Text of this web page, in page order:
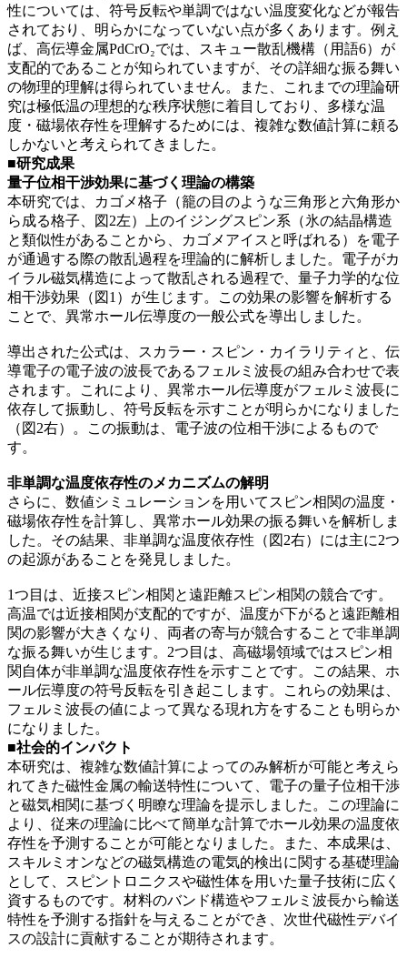
性については、符号反転や単調ではない温度変化などが報告
されており、明らかになっていない点が多くあります。例え
ば、高伝導金属PdCrO₂では、スキュー散乱機構（用語6）が
支配的であることが知られていますが、その詳細な振る舞い
の物理的理解は得られていません。また、これまでの理論研
究は極低温の理想的な秩序状態に着目しており、多様な温
度・磁場依存性を理解するためには、複雑な数値計算に頼る
しかないと考えられてきました。
■研究成果
量子位相干渉効果に基づく理論の構築
本研究では、カゴメ格子（籠の目のような三角形と六角形か
ら成る格子、図2左）上のイジングスピン系（氷の結晶構造
と類似性があることから、カゴメアイスと呼ばれる）を電子
が通過する際の散乱過程を理論的に解析しました。電子がカ
イラル磁気構造によって散乱される過程で、量子力学的な位
相干渉効果（図1）が生じます。この効果の影響を解析する
ことで、異常ホール伝導度の一般公式を導出しました。
導出された公式は、スカラー・スピン・カイラリティと、伝
導電子の電子波の波長であるフェルミ波長の組み合わせで表
されます。これにより、異常ホール伝導度がフェルミ波長に
依存して振動し、符号反転を示すことが明らかになりました
（図2右）。この振動は、電子波の位相干渉によるもので
す。
非単調な温度依存性のメカニズムの解明
さらに、数値シミュレーションを用いてスピン相関の温度・
磁場依存性を計算し、異常ホール効果の振る舞いを解析しま
した。その結果、非単調な温度依存性（図2右）には主に2つ
の起源があることを発見しました。
1つ目は、近接スピン相関と遠距離スピン相関の競合です。
高温では近接相関が支配的ですが、温度が下がると遠距離相
関の影響が大きくなり、両者の寄与が競合することで非単調
な振る舞いが生じます。2つ目は、高磁場領域ではスピン相
関自体が非単調な温度依存性を示すことです。この結果、ホ
ール伝導度の符号反転を引き起こします。これらの効果は、
フェルミ波長の値によって異なる現れ方をすることも明らか
になりました。
■社会的インパクト
本研究は、複雑な数値計算によってのみ解析が可能と考えら
れてきた磁性金属の輸送特性について、電子の量子位相干渉
と磁気相関に基づく明瞭な理論を提示しました。この理論に
より、従来の理論に比べて簡単な計算でホール効果の温度依
存性を予測することが可能となりました。また、本成果は、
スキルミオンなどの磁気構造の電気的検出に関する基礎理論
として、スピントロニクスや磁性体を用いた量子技術に広く
資するものです。材料のバンド構造やフェルミ波長から輸送
特性を予測する指針を与えることができ、次世代磁性デバイ
スの設計に貢献することが期待されます。